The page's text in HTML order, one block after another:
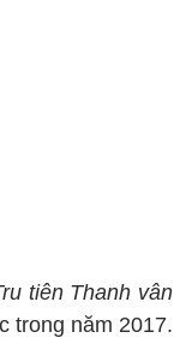
tiên Thanh vân
trong năm 2017.